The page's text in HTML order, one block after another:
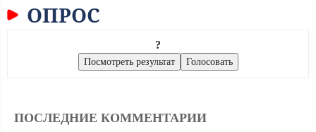
ОПРОС
?
ПОСЛЕДНИЕ КОММЕНТАРИИ